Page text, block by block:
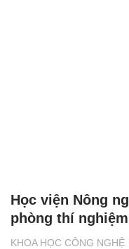
KHOA HỌC CÔNG NGHỆ
Học viện Nông
phòng thí